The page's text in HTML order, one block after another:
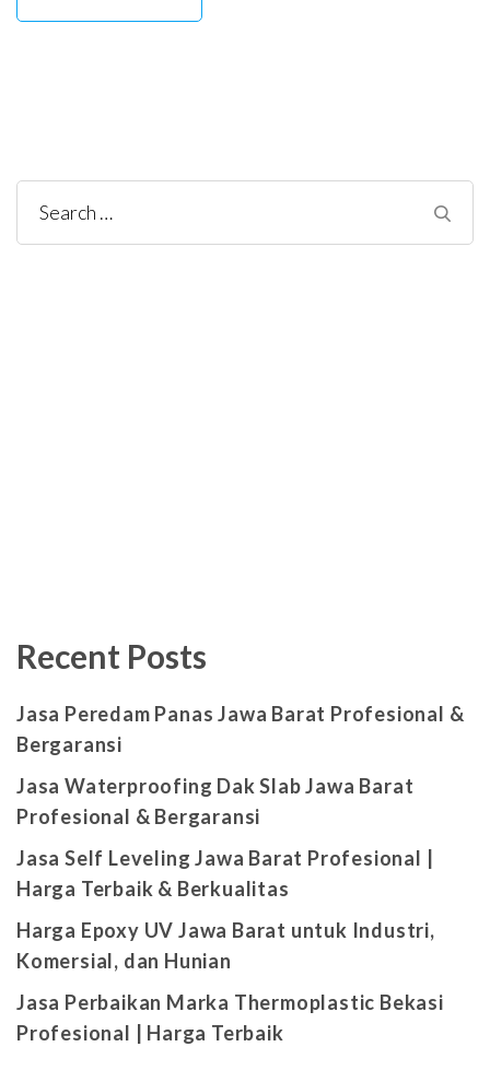
Search
for:
Recent Posts
Jasa Peredam Panas Jawa Barat Profesional &
Bergaransi
Jasa Waterproofing Dak Slab Jawa Barat
Profesional & Bergaransi
Jasa Self Leveling Jawa Barat Profesional |
Harga Terbaik & Berkualitas
Harga Epoxy UV Jawa Barat untuk Industri,
Komersial, dan Hunian
Jasa Perbaikan Marka Thermoplastic Bekasi
Profesional | Harga Terbaik